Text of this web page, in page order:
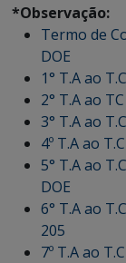
*Observação:
Termo de
DOE
1° T.A ao
2° T.A ao
3° T.A ao
4º T.A ao
5° T.A ao
DOE
6° T.A ao
205
7º T.A ao